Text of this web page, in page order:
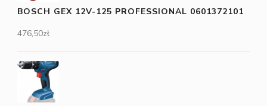
BOSCH GEX 12V-125 PROFESSIONAL 0601372101
476,50zł